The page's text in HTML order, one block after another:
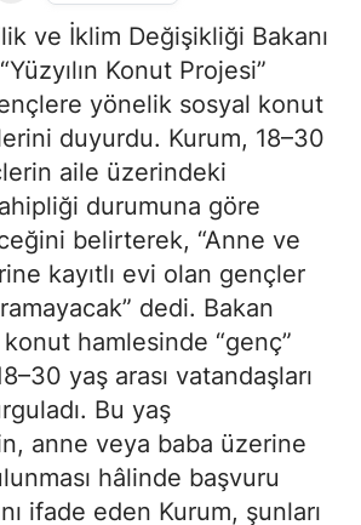
ve İklim Değişikliği Bakanı
Konut Projesi”
yönelik sosyal konut
duyurdu. Kurum, 18–30
aile üzerindeki
durumuna göre
belirterek, “Anne ve
kayıtlı evi olan gençler
dedi. Bakan
hamlesinde “genç”
yaş arası vatandaşları
Bu yaş
anne veya baba üzerine
hâlinde başvuru
ifade eden Kurum, şunları